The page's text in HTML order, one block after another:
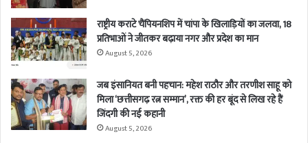
राष्ट्रीय कराटे चैंपियनशिप में चांपा के खिलाड़ियों का जलवा, 18
प्रतिभाओं ने जीतकर बढ़ाया नगर और प्रदेश का मान
August 5, 2026
जब इंसानियत बनी पहचान: महेश राठौर और तरणीश साहू को
मिला ‘छत्तीसगढ़ रत्न सम्मान’, रक्त की हर बूंद से लिख रहे हैं
जिंदगी की नई कहानी
August 5, 2026